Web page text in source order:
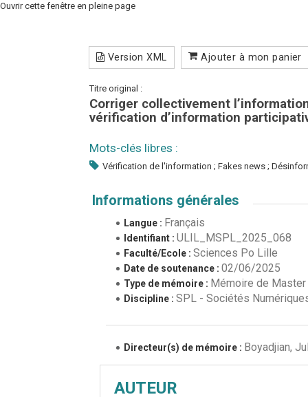
Ouvrir cette fenêtre en pleine page
Version XML Ajouter à mon panier
Titre original :
Corriger collectivement
vérification d’information
Mots-clés libres :
Vérification de l'information ; Fakes news ;
Informations générales
Langue : Français
Identifiant : ULIL_MSPL_2025_068
Faculté/Ecole : Sciences Po Lille
Date de soutenance : 02/06/2025
Type de mémoire : Mémoire de Master
Discipline : SPL - Sociétés
Directeur(s) de mémoire : Boyadjian,
AUTEUR